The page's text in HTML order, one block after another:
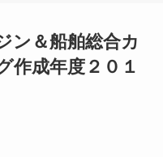
＆船舶総合カ
成年度２０１